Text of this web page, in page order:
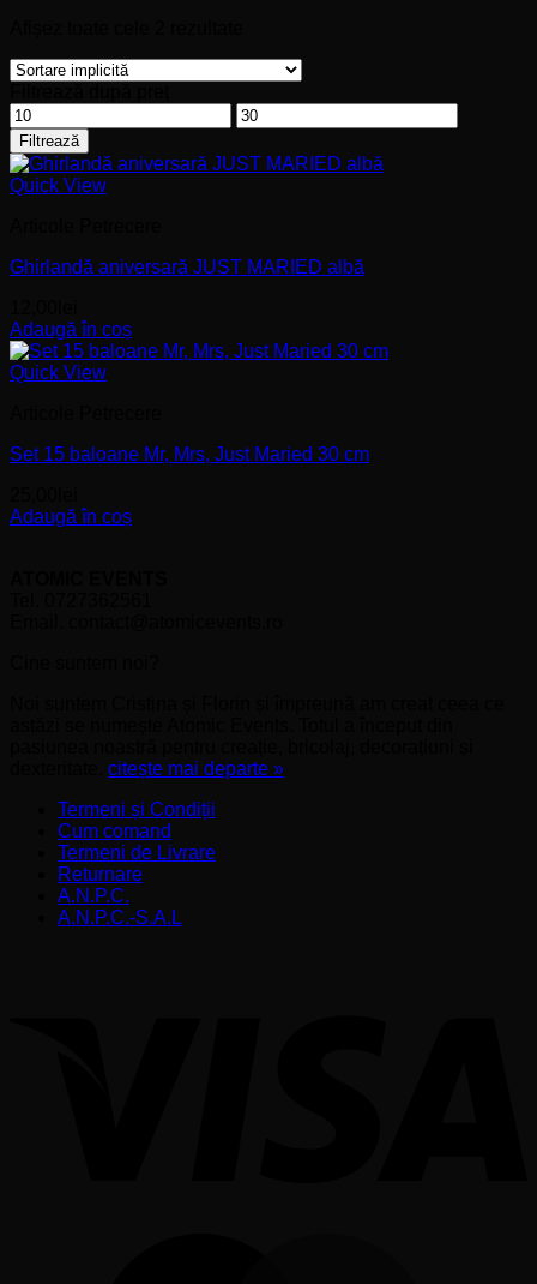
Preț
minim
Preț
maxim
Filtrează
Quick View
Ghirlandă aniversară JUST MARIED albă
Adaugă în coș
Quick View
Set 15 baloane Mr, Mrs, Just Maried 30 cm
Adaugă în coș
citește mai departe »
Termeni și Condiții
Cum comand
Termeni de Livrare
Returnare
A.N.P.C.
A.N.P.C.-S.A.L